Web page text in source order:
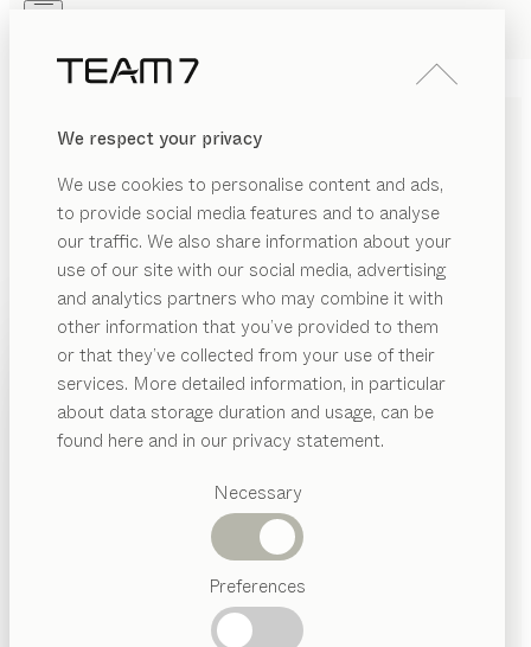
We respect your privacy
We use cookies to personalise content and ads,
to provide social media features and to analyse
our traffic. We also share information about your
use of our site with our social media, advertising
and analytics partners who may combine it with
other information that you’ve provided to them
or that they’ve collected from your use of their
services. More detailed information, in particular
about data storage duration and usage, can be
found here and in our privacy statement.
Necessary
Preferences
PRODUKTE
INSPIRATION
HÄNDLER
Vorgeschlagene
Kategorien
PRODUKTE
INSPIRATION
ÜBER UNS
florSTUHL
von This Weber
Inspiriert von der organischen Form und der weichen
Anmutung einer Blumenblüte bietet flor Sitzkomfort
der Extraklasse. Das unvergleichliche Sitzgefühl wird
schon durch das kissenhafte Sitzpolster optisch
erkennbar.
KONFIGURIEREN
Wenn nicht anders angeführt, werden alle
Holzoberflächen mit reinem Naturöl veredelt.